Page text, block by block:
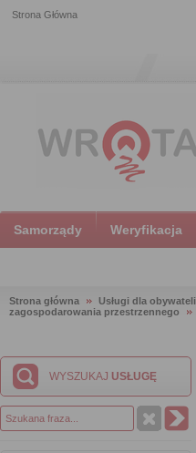
Strona Główna
Samorządy Weryfikacja
Strona główna Usługi dla obywateli
zagospodarowania przestrzennego
WYSZUKAJ USŁUGĘ